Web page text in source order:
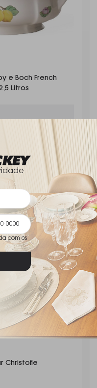
com os
e Boch French
Litros
Christofle